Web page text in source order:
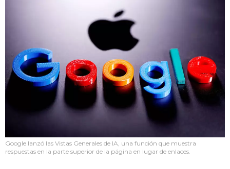
Google lanzó las Vistas Generales de IA, una función que muestra
respuestas en la parte superior de la página en lugar de enlaces.